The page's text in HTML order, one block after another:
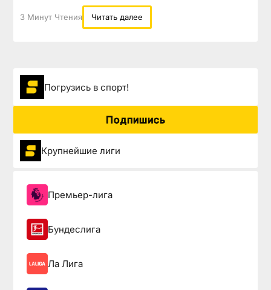
3 Минут Чтения Читать далее
Погрузиcь в спорт!
Подпишись
Крупнейшие лиги
Премьер-лига
Бундеслига
Ла Лига